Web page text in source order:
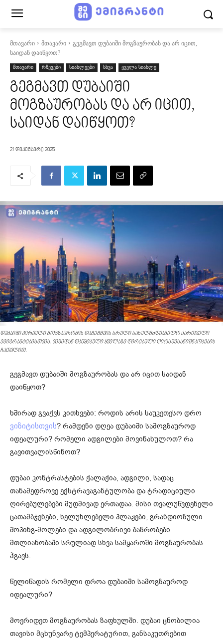
მთავარი მთავარი
გეგმავთ დუბაიში მოგზაურობას და არ იცით,
საიდან დაიწყოთ?
მთავარი რჩევები სიახლეები სხვა ყველა სიახლე
გეგმავთ დუბაიში
მოგზაურობას და არ იცით,
საიდან დაიწყოთ?
21 დეკემბერი 2025
დუბაიში პირველი მოგზაურობის დაგეგმვის სრული სახელმძღვანელო ქართველი
ემიგრანტებისთვის. ვიზიდან დაწყებული ყველაზე ღირებული ღირსშესანიშნაობების
ჩათვლით.
გეგმავთ დუბაიში მოგზაურობას და არ იცით საიდან
დაიწყოთ?
ხშირად გვაქვს კითხვები: როდის არის საუკეთესო დრო
ვიზიტისთვის? რამდენი დღეა დუბაიში სამოგზაუროდ
იდეალური? რომელი ადგილები მოვინახულოთ? რა
გავითვალისწინოთ?
დუბაი კონტრასტების ქალაქია, ადგილი, სადაც
თანამედროვე ექსტრავაგანტულობა და ტრადიციული
ღირებულებები მუდმივად ერთადაა. მისი თვალუწვდენელი
ცათამბჯენები, ხელუხლებელი პლაჟები, გრანდიოზული
შოპინგ-მოლები და ადგილობრივი ბაზრობები
მთლიანობაში სრულიად სხვა სამყაროში მოგზაურობას
ჰგავს.
წელიწადის რომელი დროა დუბაიში სამოგზაუროდ
იდეალური?
მოერიდეთ მოგზაურობას ზაფხულში. დუბაი ცნობილია
თავისი მცხუნვარე ტემპერატურით, განსაკუთრებით